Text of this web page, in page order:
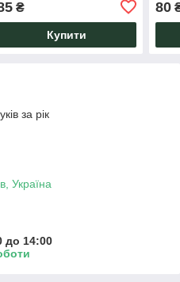
₴
Купити
80
за рік
Україна
до 14:00